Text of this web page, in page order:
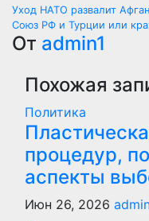
Навигация
по
записям
Уход НАТО развалит
Союз РФ и Турции или
От admin1
Похожая
Политика
процедур,
аспекты
Июн 26, 2026